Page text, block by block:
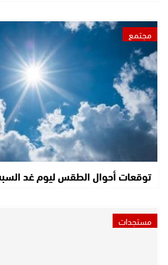
مجتمع
توقعات أحوال الطقس ليوم غد
مستجدات